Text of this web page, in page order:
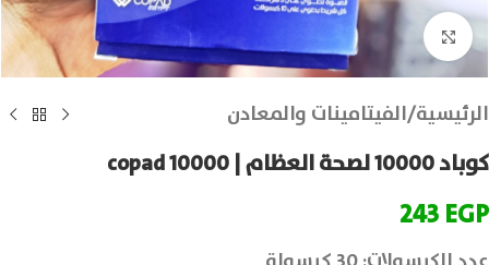
انقر للتكبير
الرئيسية/الفيتامينات والمعادن
كوباد 10000 لصحة العظام | copad 10000
243EGP